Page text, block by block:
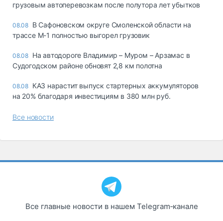
грузовым автоперевозкам после полутора лет убытков
08.08 В Сафоновском округе Смоленской области на
трассе М-1 полностью выгорел грузовик
08.08 На автодороге Владимир – Муром – Арзамас в
Судогодском районе обновят 2,8 км полотна
08.08 КАЗ нарастит выпуск стартерных аккумуляторов
на 20% благодаря инвестициям в 380 млн руб.
Все новости
Все главные новости в нашем Telegram‑канале